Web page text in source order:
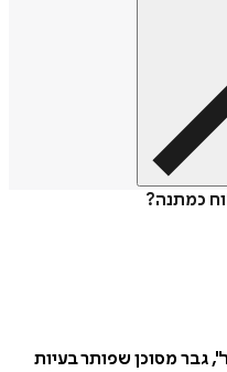
שפותר בעיות